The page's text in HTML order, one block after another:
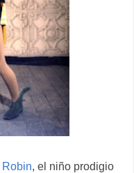
Robin, el niño prodigio